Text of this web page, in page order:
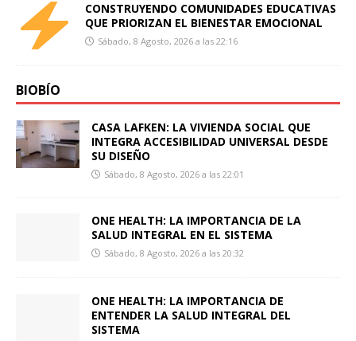
CONSTRUYENDO COMUNIDADES EDUCATIVAS
QUE PRIORIZAN EL BIENESTAR EMOCIONAL
Sábado, 8 Agosto, 2026 a las 22:16
BIOBÍO
CASA LAFKEN: LA VIVIENDA SOCIAL QUE
INTEGRA ACCESIBILIDAD UNIVERSAL DESDE
SU DISEÑO
Sábado, 8 Agosto, 2026 a las 22:01
ONE HEALTH: LA IMPORTANCIA DE LA
SALUD INTEGRAL EN EL SISTEMA
Sábado, 8 Agosto, 2026 a las 20:32
ONE HEALTH: LA IMPORTANCIA DE
ENTENDER LA SALUD INTEGRAL DEL
SISTEMA